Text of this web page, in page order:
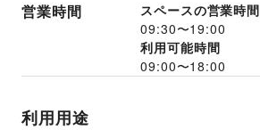
営業時間
スペースの営業時間
09:30〜19:00
利用可能時間
09:00〜18:00
利用用途